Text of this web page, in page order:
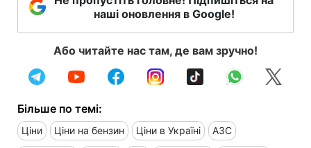
наші оновлення в Google!
Або читайте нас там, де вам зручно!
Більше по темі:
Ціни Ціни на бензин Ціни в Україні АЗС